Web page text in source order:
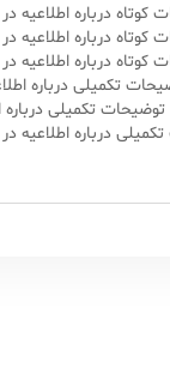
درباره اطلاعیه
درباره اطلاعیه
درباره اطلاعیه
تکمیلی درباره
تکمیلی درباره
درباره اطلاعیه در